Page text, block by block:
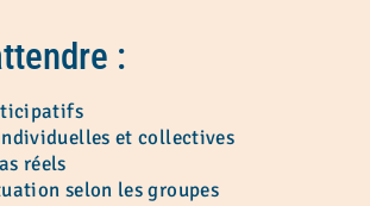
:
et collectives
réels
selon les groupes